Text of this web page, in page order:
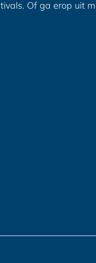
Of ga erop uit